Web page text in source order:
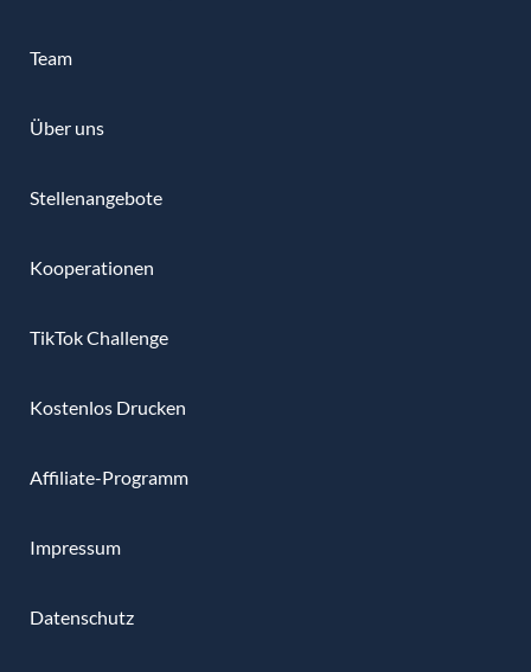
Team
Über uns
Stellenangebote
Kooperationen
TikTok Challenge
Kostenlos Drucken
Affiliate-Programm
Impressum
Datenschutz